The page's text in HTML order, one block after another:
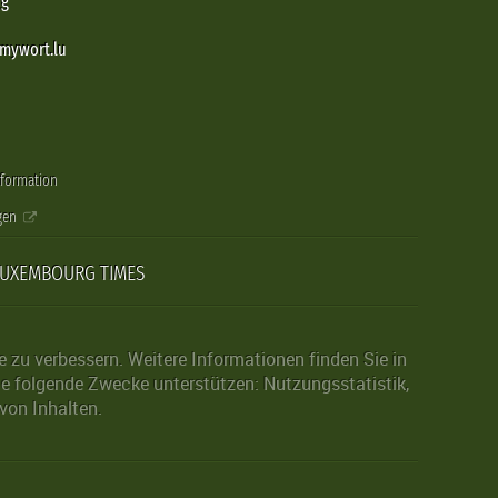
TIMES
verbessern. Weitere Informationen finden Sie in
folgende Zwecke unterstützen: Nutzungsstatistik,
Inhalten.